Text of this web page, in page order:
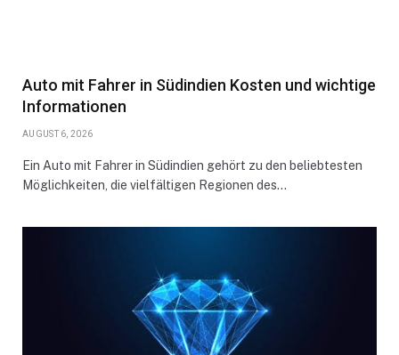
Auto mit Fahrer in Südindien Kosten und wichtige
Informationen
AUGUST 6, 2026
Ein Auto mit Fahrer in Südindien gehört zu den beliebtesten
Möglichkeiten, die vielfältigen Regionen des…